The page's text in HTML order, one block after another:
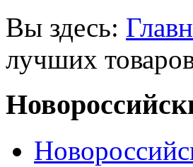
Вы здесь:
лучших